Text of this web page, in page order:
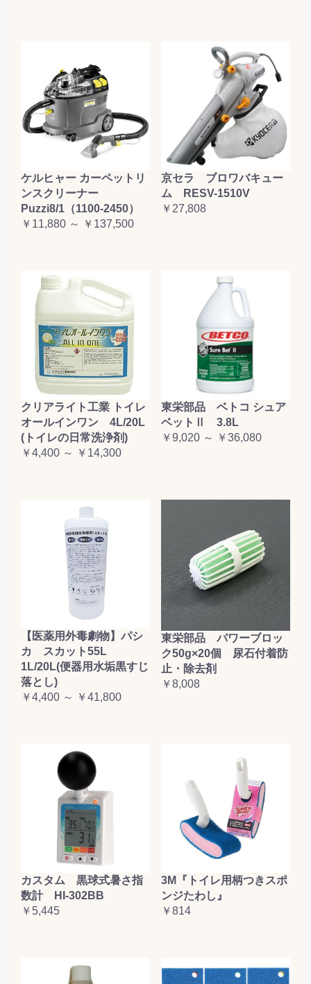
ケルヒャー カーペットリ
ンスクリーナー
Puzzi8/1（1100-2450）
￥11,880 ～ ￥137,500
京セラ ブロワバキュー
ム RESV-1510V
￥27,808
クリアライト工業 トイレ
オールインワン 4L/20L
(トイレの日常洗浄剤)
￥4,400 ～ ￥14,300
東栄部品 ベトコ シュア
ベットⅡ 3.8L
￥9,020 ～ ￥36,080
【医薬用外毒劇物】パシ
カ スカット55L
1L/20L(便器用水垢黒すじ
落とし)
￥4,400 ～ ￥41,800
東栄部品 パワーブロッ
ク50g×20個 尿石付着防
止・除去剤
￥8,008
カスタム 黒球式暑さ指
数計 HI-302BB
￥5,445
3M『トイレ用柄つきスポ
ンジたわし』
￥814